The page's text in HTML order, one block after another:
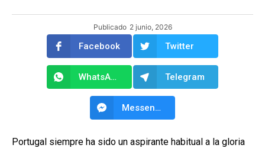
Publicado 2 junio, 2026
Facebook Twitter
WhatsApp Telegram
Messenger
Portugal siempre ha sido un aspirante habitual a la gloria